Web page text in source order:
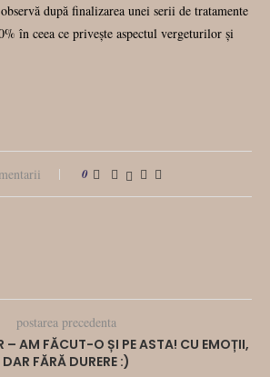
după finalizarea unei serii de tratamente
în ceea ce privește aspectul vergeturilor și
0
postarea precedenta
– AM FĂCUT-O ȘI PE ASTA! CU EMOȚII,
DAR FĂRĂ DURERE :)